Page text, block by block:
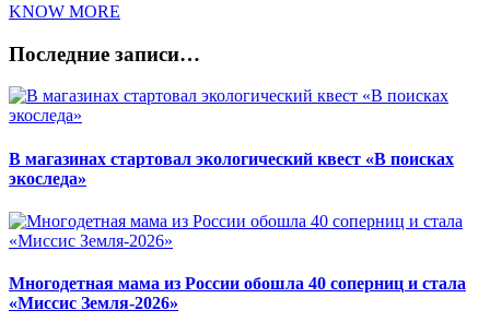
KNOW MORE
Последние записи…
В магазинах стартовал экологический квест «В поисках
экоследа»
Многодетная мама из России обошла 40 соперниц и стала
«Миссис Земля-2026»